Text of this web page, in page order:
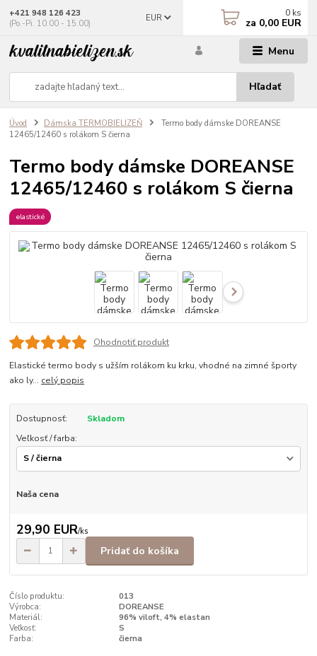
Menu
EUR
Hľadať
+421 948 126 423
(Po.-Pi. 10.00 - 15.00)
0 ks
za 0,00 EUR
Úvod Dámska TERMOBIELIZEŇ
Termo body dámske DOREANSE
12465/12460 s rolákom S čierna
Termo body dámske DOREANSE
12465/12460 s rolákom S čierna
elastické
Ohodnotiť produkt
Elastické termo body s užším rolákom ku krku, vhodné na zimné športy
ako ly... celý popis
Dostupnosť:
Skladom
Veľkosť / farba:
Naša cena
29,90 EUR/ks
Pridať do košíka
Číslo produktu:
013
Výrobca:
DOREANSE
Materiál:
96% viloft, 4% elastan
Veľkosť:
S
Farba:
čierna